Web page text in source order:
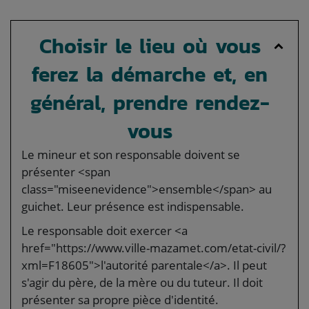
Choisir le lieu où vous
ferez la démarche et, en
général, prendre rendez-
vous
Le mineur et son responsable doivent se
présenter <span
class="miseenevidence">ensemble</span> au
guichet. Leur présence est indispensable.
Le responsable doit exercer <a
href="https://www.ville-mazamet.com/etat-civil/?
xml=F18605">l'autorité parentale</a>. Il peut
s'agir du père, de la mère ou du tuteur. Il doit
présenter sa propre pièce d'identité.